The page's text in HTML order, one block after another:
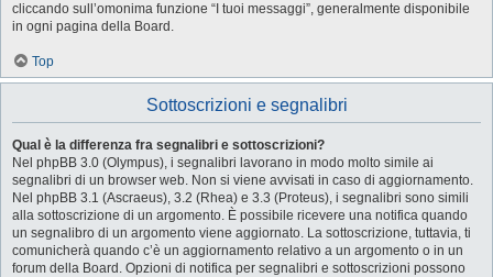
cliccando sull’omonima funzione “I tuoi messaggi”, generalmente disponibile
in ogni pagina della Board.
Top
Sottoscrizioni e segnalibri
Qual è la differenza fra segnalibri e sottoscrizioni?
Nel phpBB 3.0 (Olympus), i segnalibri lavorano in modo molto simile ai
segnalibri di un browser web. Non si viene avvisati in caso di aggiornamento.
Nel phpBB 3.1 (Ascraeus), 3.2 (Rhea) e 3.3 (Proteus), i segnalibri sono simili
alla sottoscrizione di un argomento. È possibile ricevere una notifica quando
un segnalibro di un argomento viene aggiornato. La sottoscrizione, tuttavia, ti
comunicherà quando c’è un aggiornamento relativo a un argomento o in un
forum della Board. Opzioni di notifica per segnalibri e sottoscrizioni possono